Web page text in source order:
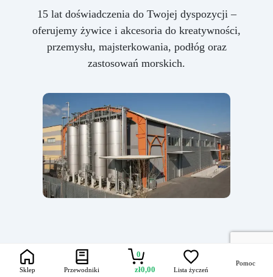
15 lat doświadczenia do Twojej dyspozycji –
oferujemy żywice i akcesoria do kreatywności,
przemysłu, majsterkowania, podłóg oraz
zastosowań morskich.
Sklep Przewodniki
0
zł0,00 Lista życzeń
Pomoc